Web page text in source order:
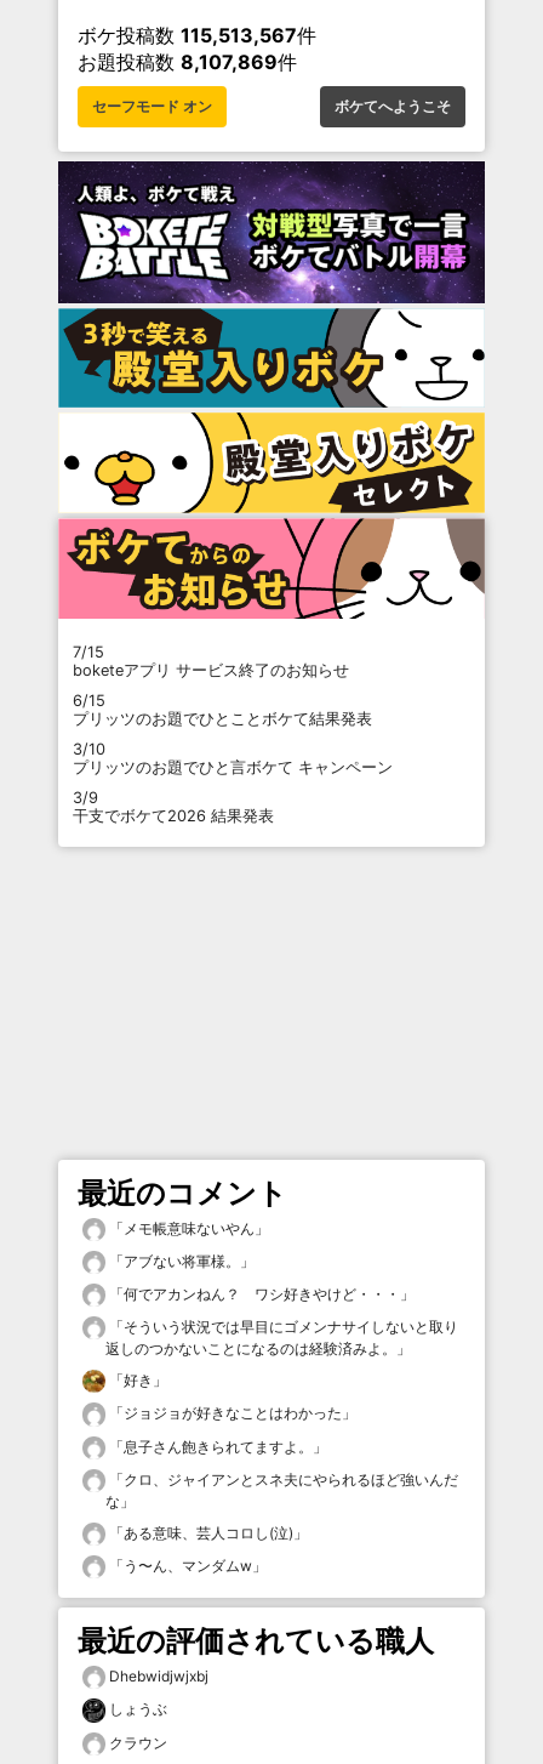
ボケ投稿数 115,513,567件
お題投稿数 8,107,869件
セーフモード オン ボケてへようこそ
7/15
boketeアプリ サービス終了のお知らせ
6/15
プリッツのお題でひとことボケて結果発表
3/10
プリッツのお題でひと言ボケて キャンペーン
3/9
干支でボケて2026 結果発表
最近のコメント
「 メモ帳意味ないやん 」
「アブない将軍様。
」
「何でアカンねん？ ワシ好きやけど・・・ 」
「そういう状況では早目にゴメンナサイしないと取り
返しのつかないことになるのは経験済みよ。
」
「好き 」
「ジョジョが好きなことはわかった 」
「息子さん飽きられてますよ。
」
「クロ、ジャイアンとスネ夫にやられるほど強いんだ
な 」
「ある意味、芸人コロし(泣) 」
「 う〜ん、マンダムw 」
最近の評価されている職人
Dhebwidjwjxbj
しょうぶ
クラウン